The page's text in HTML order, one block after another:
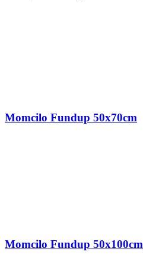
Momcilo Fundup 50x70cm
Momcilo Fundup 50x100cm